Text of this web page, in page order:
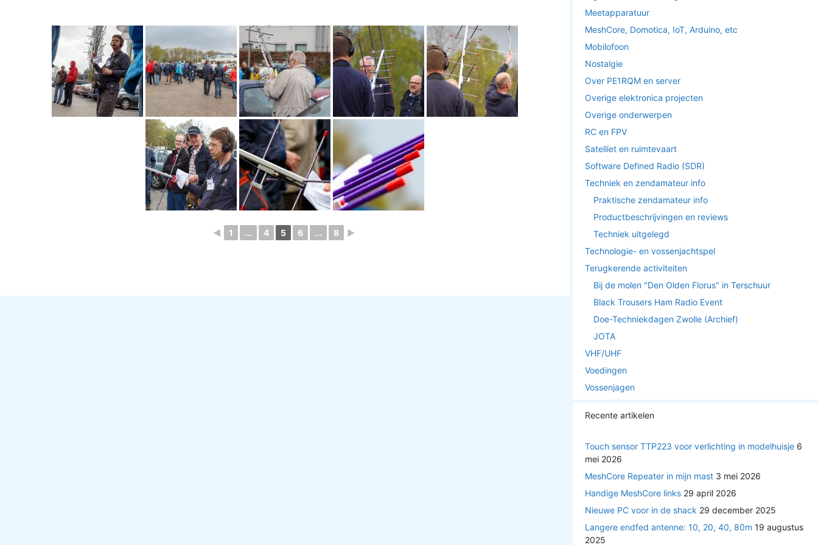
◄ 1 ... 4 5 6 ... 8 ►
Meetapparatuur
MeshCore, Domotica, IoT, Arduino, etc
Mobilofoon
Nostalgie
Over PE1RQM en server
Overige elektronica projecten
Overige onderwerpen
RC en FPV
Satelliet en ruimtevaart
Software Defined Radio (SDR)
Techniek en zendamateur info
Praktische zendamateur info
Productbeschrijvingen en reviews
Techniek uitgelegd
Technologie- en vossenjachtspel
Terugkerende activiteiten
Bij de molen "Den Olden Florus" in Terschuur
Black Trousers Ham Radio Event
Doe-Techniekdagen Zwolle (Archief)
JOTA
VHF/UHF
Voedingen
Vossenjagen
Recente artikelen
Touch sensor TTP223 voor verlichting in modelhuisje 6
mei 2026
MeshCore Repeater in mijn mast 3 mei 2026
Handige MeshCore links 29 april 2026
Nieuwe PC voor in de shack 29 december 2025
Langere endfed antenne: 10, 20, 40, 80m 19 augustus
2025